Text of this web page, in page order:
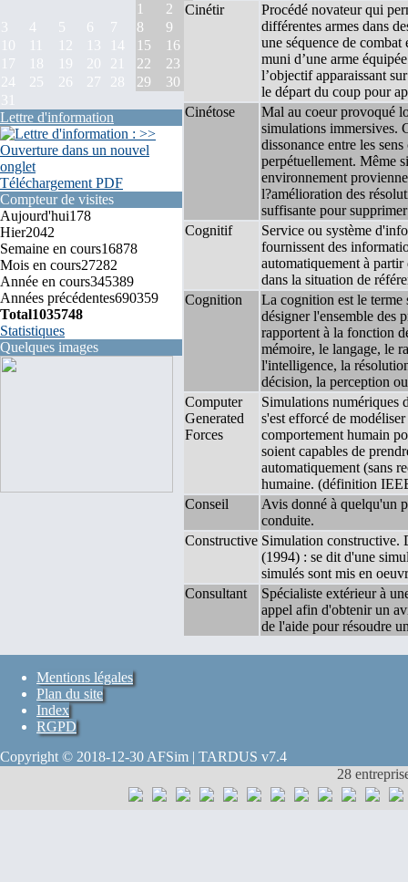
1
2
3
4 5 6 7 8
9
10
11 12 13 14 15
16
17
18 19 20 21 22
23
24
25 26 27 28 29
30
31
Lettre d'information
Téléchargement PDF
Compteur de visites
Aujourd'hui178
Hier2042
Semaine en cours16878
Mois en cours27282
Année en cours345389
Années précédentes690359
Total1035748
Statistiques
Quelques images
Cinétir
Procédé novateur qui
différentes armes dans
une séquence de
muni d’une arme
l’objectif apparaissant
le départ du coup pour
Cinétose
Mal au coeur provoqué
simulations immersives.
dissonance entre les
perpétuellement. Même
environnement
l?amélioration des
suffisante pour
Cognitif
Service ou système
fournissent des
automatiquement à
dans la situation de
Cognition
La cognition est le terme
désigner l'ensemble des
rapportent à la fonction
mémoire, le langage, le
l'intelligence, la
décision, la perception
Computer
Generated
Forces
Simulations numériques
s'est efforcé de
comportement humain
soient capables de
automatiquement (sans
humaine. (définition
Conseil
Avis donné à quelqu'un
conduite.
Constructive Simulation
(1994) : se dit d'une
simulés sont mis en
Consultant
Spécialiste extérieur à
appel afin d'obtenir un
de l'aide pour résoudre
Mentions légales
Plan du site
Index
RGPD
Copyright © 2018-12-30 AFSim | TARDUS v7.4
28